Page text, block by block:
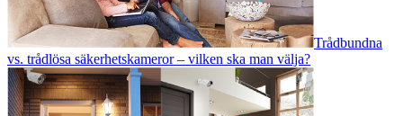
Trådbundna
vs. trådlösa säkerhetskameror – vilken ska man välja?